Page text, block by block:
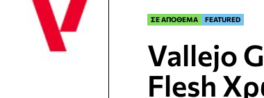
ΣΕ ΑΠΟΘΕΜΑ FEATURED
Vallejo
Flesh